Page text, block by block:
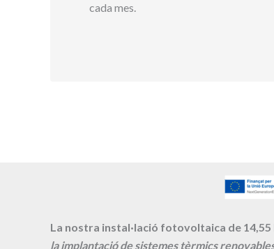
cada mes.
La nostra instal·lació fotovoltaica de 14,55
la implantació de sistemes tèrmics